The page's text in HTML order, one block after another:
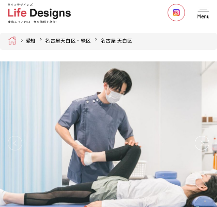
Menu
Home 愛知 名古屋天白区・緑区 名古屋 天白区